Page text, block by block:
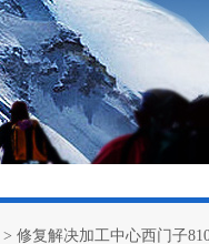
> 修复解决加工中心西门子